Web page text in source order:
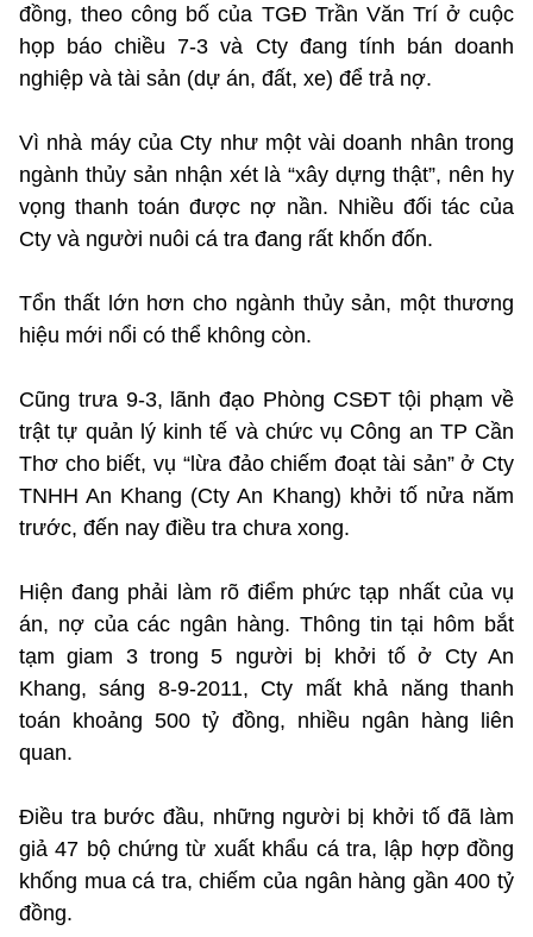
đồng, theo công bố của TGĐ Trần Văn Trí ở cuộc
họp báo chiều 7-3 và Cty đang tính bán doanh
nghiệp và tài sản (dự án, đất, xe) để trả nợ.
Vì nhà máy của Cty như một vài doanh nhân trong
ngành thủy sản nhận xét là “xây dựng thật”, nên hy
vọng thanh toán được nợ nần. Nhiều đối tác của
Cty và người nuôi cá tra đang rất khốn đốn.
Tổn thất lớn hơn cho ngành thủy sản, một thương
hiệu mới nổi có thể không còn.
Cũng trưa 9-3, lãnh đạo Phòng CSĐT tội phạm về
trật tự quản lý kinh tế và chức vụ Công an TP Cần
Thơ cho biết, vụ “lừa đảo chiếm đoạt tài sản” ở Cty
TNHH An Khang (Cty An Khang) khởi tố nửa năm
trước, đến nay điều tra chưa xong.
Hiện đang phải làm rõ điểm phức tạp nhất của vụ
án, nợ của các ngân hàng. Thông tin tại hôm bắt
tạm giam 3 trong 5 người bị khởi tố ở Cty An
Khang, sáng 8-9-2011, Cty mất khả năng thanh
toán khoảng 500 tỷ đồng, nhiều ngân hàng liên
quan.
Điều tra bước đầu, những người bị khởi tố đã làm
giả 47 bộ chứng từ xuất khẩu cá tra, lập hợp đồng
khống mua cá tra, chiếm của ngân hàng gần 400 tỷ
đồng.